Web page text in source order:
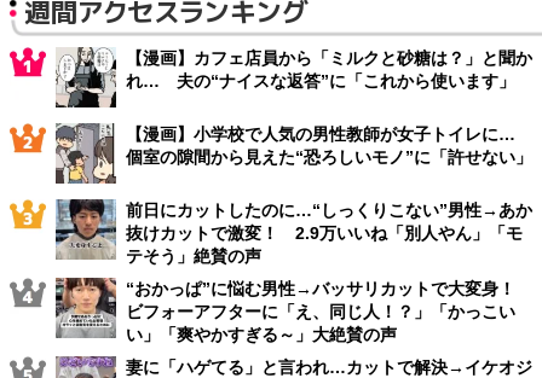
週間アクセスランキング
【漫画】カフェ店員から「ミルクと砂糖は？」と聞か
れ… 夫の“ナイスな返答”に「これから使います」
【漫画】小学校で人気の男性教師が女子トイレに…
個室の隙間から見えた“恐ろしいモノ”に「許せない」
前日にカットしたのに…“しっくりこない”男性→あか
抜けカットで激変！ 2.9万いいね「別人やん」「モ
テそう」絶賛の声
“おかっぱ”に悩む男性→バッサリカットで大変身！
ビフォーアフターに「え、同じ人！？」「かっこい
い」「爽やかすぎる～」大絶賛の声
妻に「ハゲてる」と言われ…カットで解決→イケオジ